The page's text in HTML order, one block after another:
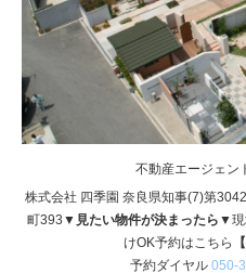
不動産エージェン
株式会社 四季園 奈良県知事(7)第
町393 ▼見たい物件が決まったら▼
けOK予約はこちら
予約ダイヤル 050-